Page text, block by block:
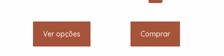
Ver opções
product
Comprar
product